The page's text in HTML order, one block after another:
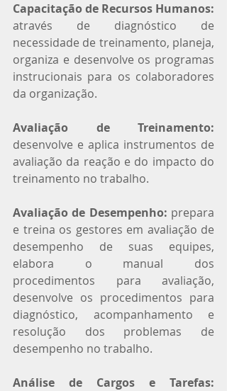
através de diagnóstico de
necessidade de treinamento, planeja,
organiza e desenvolve os programas
instrucionais para os colaboradores
da organização.
Avaliação de Treinamento:
desenvolve e aplica instrumentos de
avaliação da reação e do impacto do
treinamento no trabalho.
Avaliação de Desempenho: prepara
e treina os gestores em avaliação de
desempenho de suas equipes,
elabora o manual dos
procedimentos para avaliação,
desenvolve os procedimentos para
diagnóstico, acompanhamento e
resolução dos problemas de
desempenho no trabalho.
Análise de Cargos e Tarefas: